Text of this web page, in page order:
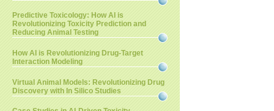
Predictive Toxicology: How AI is
Revolutionizing Toxicity Prediction and
Reducing Animal Testing
How AI is Revolutionizing Drug-Target
Interaction Modeling
Virtual Animal Models: Revolutionizing Drug
Discovery with In Silico Studies